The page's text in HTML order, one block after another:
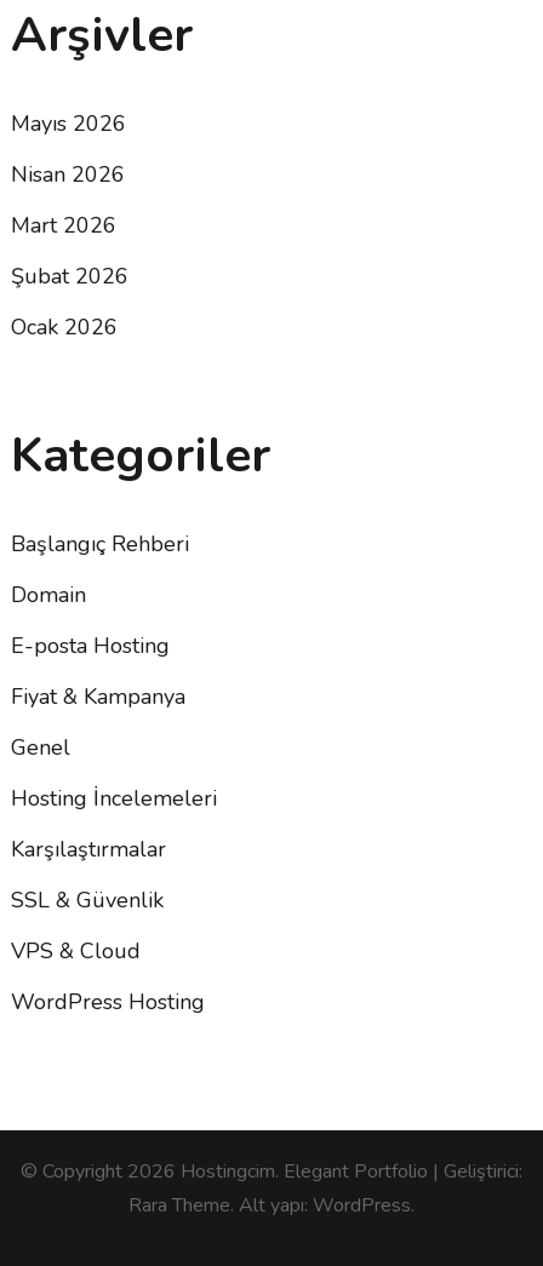
Arşivler
Mayıs 2026
Nisan 2026
Mart 2026
Şubat 2026
Ocak 2026
Kategoriler
Başlangıç Rehberi
Domain
E-posta Hosting
Fiyat & Kampanya
Genel
Hosting İncelemeleri
Karşılaştırmalar
SSL & Güvenlik
VPS & Cloud
WordPress Hosting
© Copyright 2026 Hostingcim. Elegant Portfolio | Geliştirici:
Rara Theme. Alt yapı: WordPress.